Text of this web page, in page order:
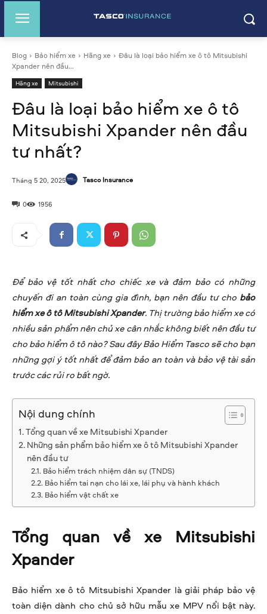
Blog Bảo hiểm xe Hãng xe
Đâu là loại bảo hiểm xe ô tô Mitsubishi
Xpander nên đầu...
Hãng xe Mitsubishi
Đâu là loại bảo hiểm xe ô tô
Mitsubishi Xpander nên đầu
tư nhất?
0 1956
Tháng 5 20, 2025 Tasco Insurance
Để bảo vệ tốt nhất cho chiếc xe và đảm bảo có những
chuyến đi an toàn cùng gia đình, bạn nên đầu tư cho bảo
hiểm xe ô tô Mitsubishi Xpander. Thị trường bảo hiểm xe có
nhiều sản phẩm nên chủ xe cân nhắc không biết nên đầu tư
cho bảo hiểm ô tô nào? Sau đây Bảo Hiểm Tasco sẽ cho bạn
những gợi ý tốt nhất để đảm bảo an toàn và bảo vệ tài sản
trước các rủi ro bất ngờ.
Nội dung chính
Tổng quan về xe Mitsubishi Xpander
Những sản phẩm bảo hiểm xe ô tô Mitsubishi Xpander
nên đầu tư
Bảo hiểm trách nhiệm dân sự (TNDS)
Bảo hiểm tai nạn cho lái xe, lái phụ và hành khách
Bảo hiểm vật chất xe
Tổng quan về xe Mitsubishi
Xpander
Bảo hiểm xe ô tô Mitsubishi Xpander là giải pháp bảo vệ
toàn diện dành cho chủ sở hữu mẫu xe MPV nổi bật này.